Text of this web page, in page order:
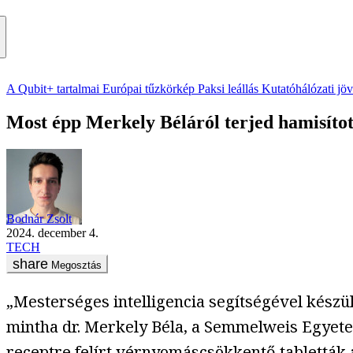
A Qubit+ tartalmai Európai tűzkörkép Paksi leállás Kutatóhálózati
Most épp Merkely Béláról terjed
Bodnár Zsolt
2024. december 4.
TECH
Megosztás
„Mesterséges intelligencia segítségével
mintha dr. Merkely Béla, a Semmelweis